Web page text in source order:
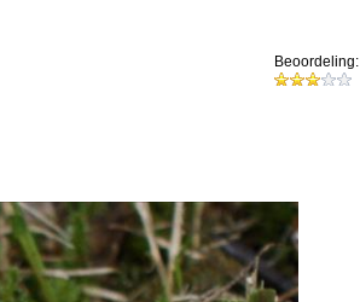
Beoordeling: